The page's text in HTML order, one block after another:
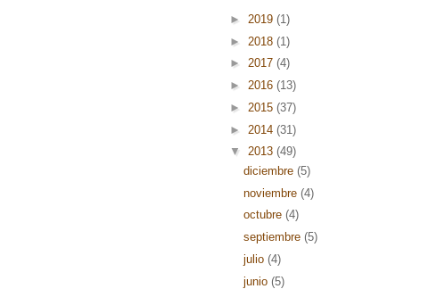
► 2019 (1)
► 2018 (1)
► 2017 (4)
► 2016 (13)
► 2015 (37)
► 2014 (31)
▼ 2013 (49)
diciembre (5)
noviembre (4)
octubre (4)
septiembre (5)
julio (4)
junio (5)